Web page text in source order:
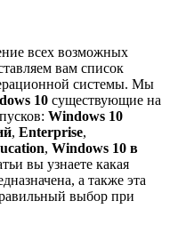
всех возможных
вам список
системы. Мы
10 существующие на
Windows 10
, Enterprise,
, Windows 10 в
вы узнаете какая
а также эта
выбор при